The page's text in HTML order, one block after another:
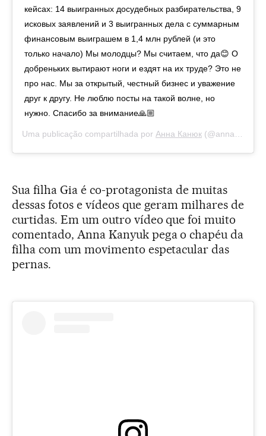
кейсах: 14 выигранных досудебных разбирательства, 9
исковых заявлений и 3 выигранных дела с суммарным
финансовым выиграшем в 1,4 млн рублей (и это
только начало) Мы молодцы? Мы считаем, что да😊 О
добреньких вытирают ноги и ездят на их труде? Это не
про нас. Мы за открытый, честный бизнес и уважение
друг к другу. Не люблю посты на такой волне, но
нужно. Спасибо за внимание🙏🏼
Uma publicação compartilhada por Анна Канюк (@anna_kanyuk) em
Sua filha Gia é co-protagonista de muitas
dessas fotos e vídeos que geram milhares de
curtidas. Em um outro vídeo que foi muito
comentado, Anna Kanyuk pega o chapéu da
filha com um movimento espetacular das
pernas.